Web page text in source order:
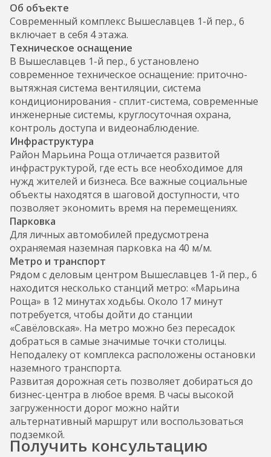
Об объекте
Современный комплекс Вышеславцев 1-й пер., 6
включает в себя 4 этажа.
Техническое оснащение
В Вышеславцев 1-й пер., 6 установлено
современное техническое оснащение: приточно-
вытяжная система вентиляции, система
кондиционирования - сплит-система, современные
инженерные системы, круглосуточная охрана,
контроль доступа и видеонаблюдение.
Инфраструктура
Район Марьина Роща отличается развитой
инфраструктурой, где есть все необходимое для
нужд жителей и бизнеса. Все важные социальные
объекты находятся в шаговой доступности, что
позволяет экономить время на перемещениях.
Парковка
Для личных автомобилей предусмотрена
охраняемая наземная парковка на 40 м/м.
Метро и транспорт
Рядом с деловым центром Вышеславцев 1-й пер., 6
находится несколько станций метро: «Марьина
Роща» в 12 минутах ходьбы. Около 17 минут
потребуется, чтобы дойти до станции
«Савёловская». На метро можно без пересадок
добраться в самые значимые точки столицы.
Неподалеку от комплекса расположены остановки
наземного транспорта.
Развитая дорожная сеть позволяет добираться до
бизнес-центра в любое время. В часы высокой
загруженности дорог можно найти
альтернативный маршрут или воспользоваться
подземкой.
Получить консультацию